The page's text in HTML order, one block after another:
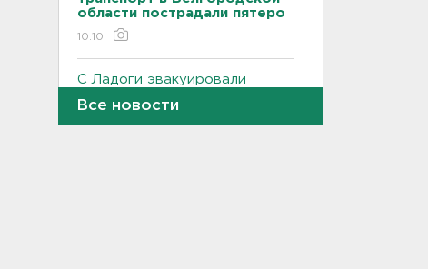
области пострадали пятеро
10:10
С Ладоги эвакуировали
мотором
Все новости